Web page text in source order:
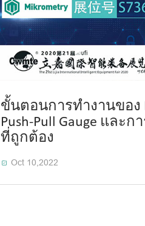
ขั้นตอนการทำงานของ
Push-Pull Gauge และก
ที่ถูกต้อง
 Oct 10,2022